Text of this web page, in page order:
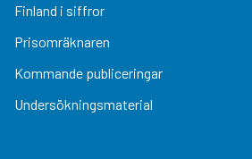
Finland i siffror
Prisomräknaren
Kommande publiceringar
Undersökningsmaterial